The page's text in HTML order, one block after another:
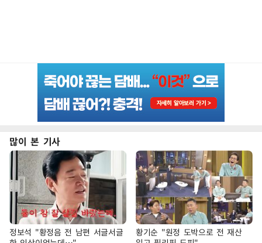
많이 본 기사
정보석 "황정음 전 남편 서글서글
황기순 "원정 도박으로 전 재산